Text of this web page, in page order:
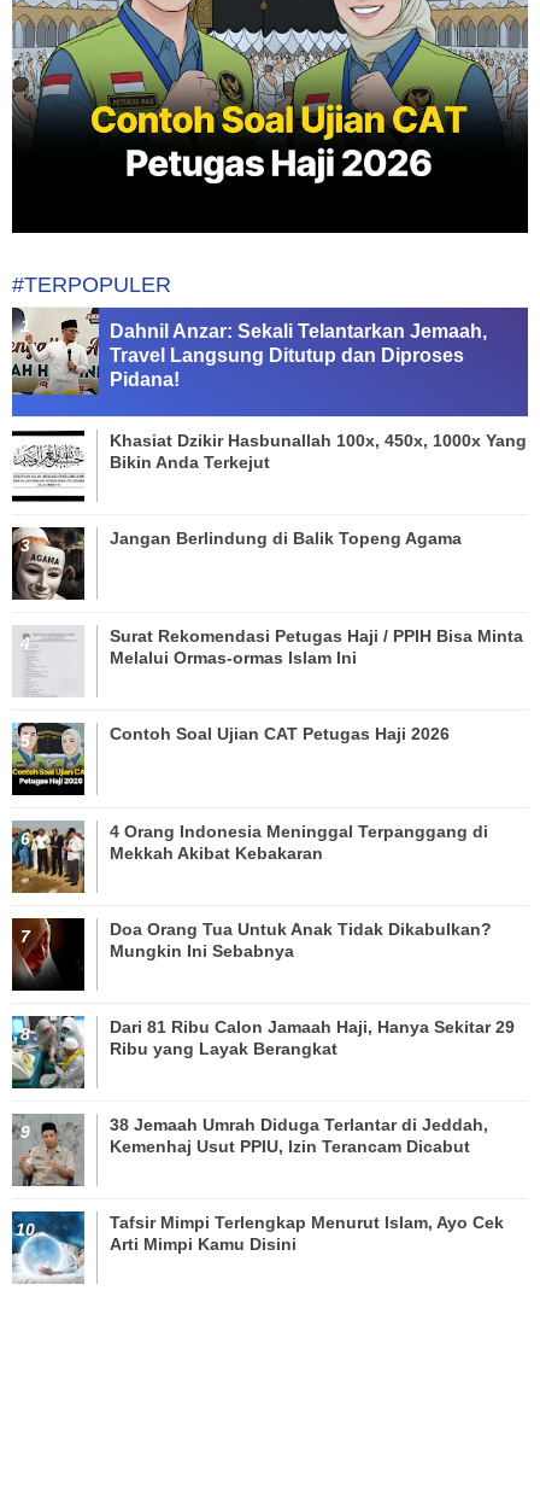
#TERPOPULER
Dahnil Anzar: Sekali Telantarkan Jemaah,
Travel Langsung Ditutup dan Diproses
Pidana!
Khasiat Dzikir Hasbunallah 100x, 450x, 1000x Yang
Bikin Anda Terkejut
Jangan Berlindung di Balik Topeng Agama
Surat Rekomendasi Petugas Haji / PPIH Bisa Minta
Melalui Ormas-ormas Islam Ini
Contoh Soal Ujian CAT Petugas Haji 2026
4 Orang Indonesia Meninggal Terpanggang di
Mekkah Akibat Kebakaran
Doa Orang Tua Untuk Anak Tidak Dikabulkan?
Mungkin Ini Sebabnya
Dari 81 Ribu Calon Jamaah Haji, Hanya Sekitar 29
Ribu yang Layak Berangkat
38 Jemaah Umrah Diduga Terlantar di Jeddah,
Kemenhaj Usut PPIU, Izin Terancam Dicabut
Tafsir Mimpi Terlengkap Menurut Islam, Ayo Cek
Arti Mimpi Kamu Disini